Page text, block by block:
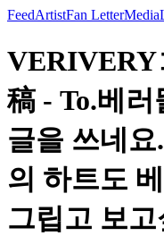
FeedArtistFan LetterMedia
稿 - To.베
글을 쓰네
의 하트도
그립고 보